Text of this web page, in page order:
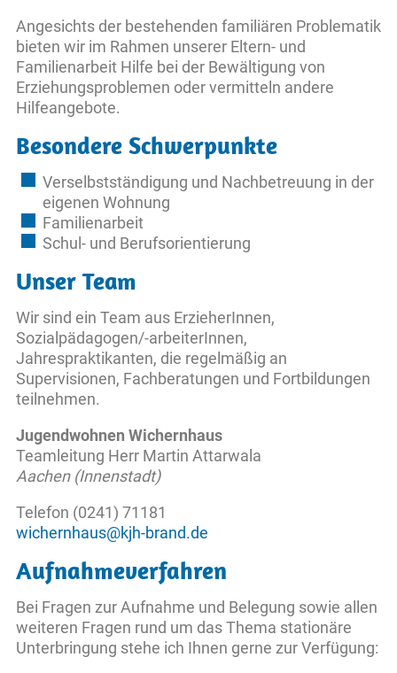
Angesichts der bestehenden familiären Problematik
bieten wir im Rahmen unserer Eltern- und
Familienarbeit Hilfe bei der Bewältigung von
Erziehungsproblemen oder vermitteln andere
Hilfeangebote.
Besondere Schwerpunkte
Verselbstständigung und Nachbetreuung in der
eigenen Wohnung
Familienarbeit
Schul- und Berufsorientierung
Unser Team
Wir sind ein Team aus ErzieherInnen,
Sozialpädagogen/-arbeiterInnen,
Jahrespraktikanten, die regelmäßig an
Supervisionen, Fachberatungen und Fortbildungen
teilnehmen.
Jugendwohnen Wichernhaus
Teamleitung Herr Martin Attarwala
Aachen (Innenstadt)
Telefon (0241) 71181
wichernhaus@kjh-brand.de
Aufnahmeverfahren
Bei Fragen zur Aufnahme und Belegung sowie allen
weiteren Fragen rund um das Thema stationäre
Unterbringung stehe ich Ihnen gerne zur Verfügung: